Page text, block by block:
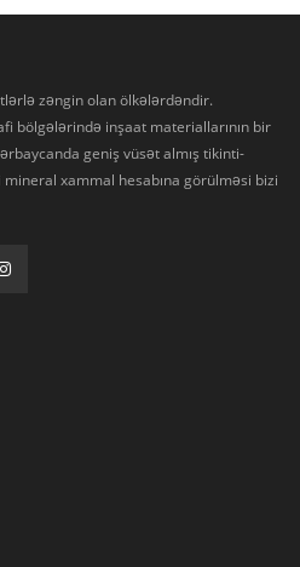
zəngin olan ölkələrdəndir.
bölgələrində inşaat materiallarının bir
geniş vüsət almış tikinti-
xammal hesabına görülməsi bizi